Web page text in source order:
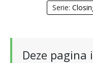
Serie:
Deze